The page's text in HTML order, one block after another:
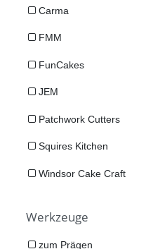
Carma
FMM
FunCakes
JEM
Patchwork Cutters
Squires Kitchen
Windsor Cake Craft
Werkzeuge
zum Prägen